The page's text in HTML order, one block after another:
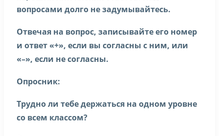
вопросами долго не задумывайтесь.
Отвечая на вопрос, записывайте его номер
и ответ «+», если вы согласны с ним, или
«–», если не согласны.
Опросник:
Трудно ли тебе держаться на одном уровне
со всем классом?